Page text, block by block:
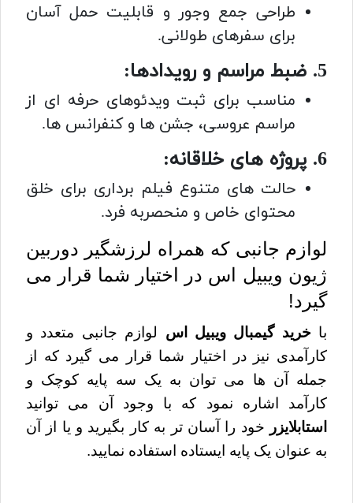
طراحی جمع وجور و قابلیت حمل آسان
برای سفرهای طولانی.
5. ضبط مراسم و رویدادها:
مناسب برای ثبت ویدئوهای حرفه ای از
مراسم عروسی، جشن ها و کنفرانس ها.
6. پروژه های خلاقانه:
حالت های متنوع فیلم برداری برای خلق
محتوای خاص و منحصربه فرد.
لوازم جانبی که همراه لرزشگیر دوربین
ژیون ویبیل اس در اختیار شما قرار می
گیرد!
باخرید گیمبال ویبیل اس لوازم جانبی متعدد و
کارآمدی نیز در اختیار شما قرار می گیرد که از
جمله آن ها می توان به یک سه پایه کوچک و
کارآمد اشاره نمود که با وجود آن می توانید
استابلایزر خود را آسان تر به کار بگیرید و یا از آن
به عنوان یک پایه ایستاده استفاده نمایید.